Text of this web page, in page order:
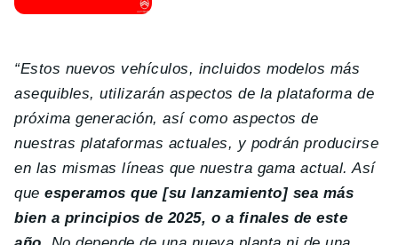
“Estos nuevos vehículos, incluidos modelos más
asequibles, utilizarán aspectos de la plataforma de
próxima generación, así como aspectos de
nuestras plataformas actuales, y podrán producirse
en las mismas líneas que nuestra gama actual. Así
queesperamos que [su lanzamiento] sea más
bien a principios de 2025, o a finales de este